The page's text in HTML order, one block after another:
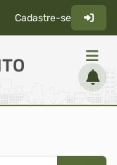
Cadastre-se